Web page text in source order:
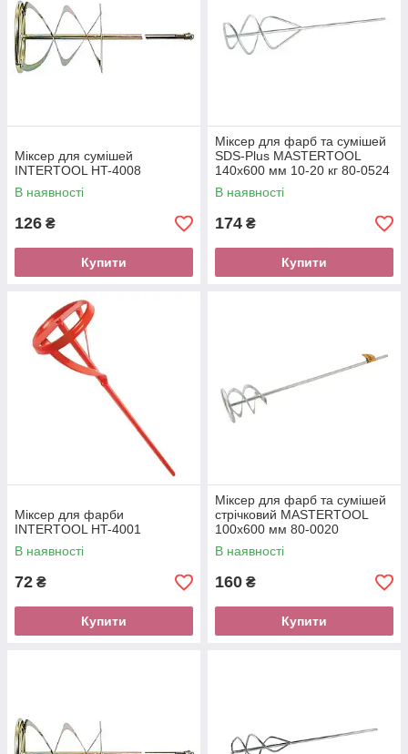
Міксер для сумішей
INTERTOOL HT-4008
В наявності
126 ₴
Купити
Міксер для фарб та сумішей
SDS-Plus MASTERTOOL
140х600 мм 10-20 кг 80-0524
В наявності
174 ₴
Купити
Міксер для фарби
INTERTOOL HT-4001
В наявності
72 ₴
Купити
Міксер для фарб та сумішей
стрічковий MASTERTOOL
100х600 мм 80-0020
В наявності
160 ₴
Купити